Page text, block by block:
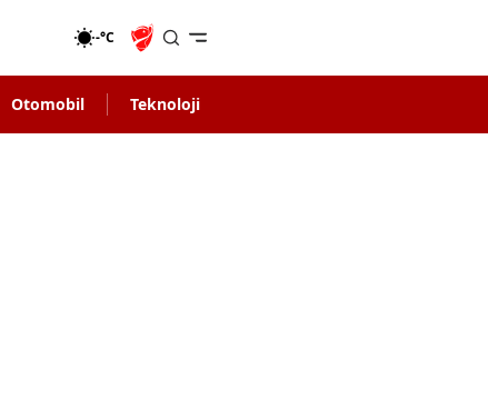
-°C
Otomobil Teknoloji